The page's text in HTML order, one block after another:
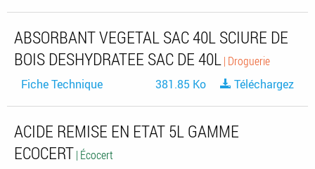
ABSORBANT VEGETAL SAC 40L SCIURE DE
BOIS DESHYDRATEE SAC DE 40L| Droguerie
Fiche Technique
381.85 Ko Téléchargez
ACIDE REMISE EN ETAT 5L GAMME
ECOCERT| Écocert